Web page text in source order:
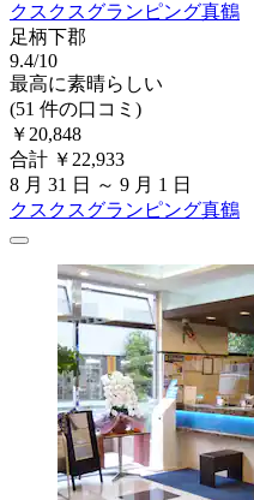
クスクスグランピング真鶴
足柄下郡
9.4/10
最高に素晴らしい
(51 件の口コミ)
￥20,848
合計 ￥22,933
8 月 31 日 ～ 9 月 1 日
クスクスグランピング真鶴